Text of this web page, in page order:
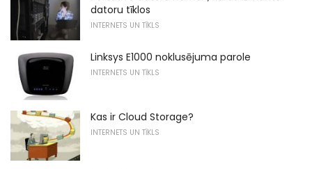
datoru tīklos
INTERNETS UN TĪKLS
Linksys E1000 noklusējuma parole
INTERNETS UN TĪKLS
Kas ir Cloud Storage?
INTERNETS UN TĪKLS